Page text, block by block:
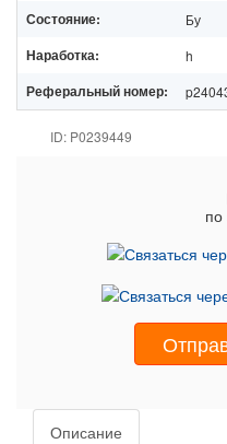
Состояние: Бу
Наработка: h
Реферальный номер:
ID: P0239449
по
Описание